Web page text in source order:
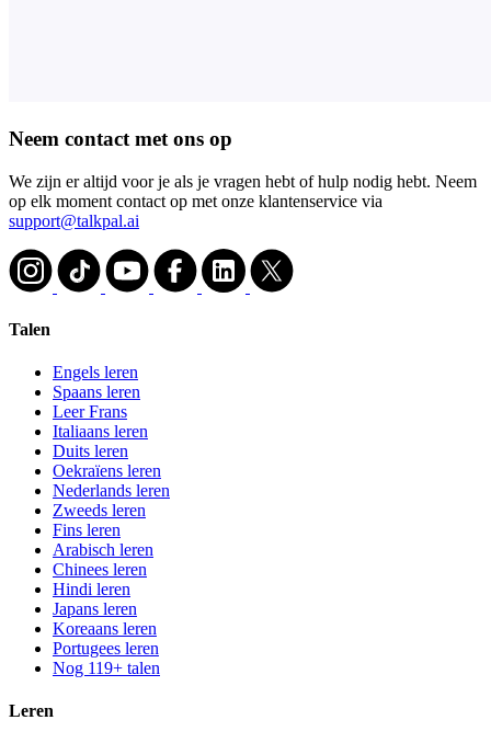
Neem contact met ons op
We zijn er altijd voor je als je vragen hebt of hulp nodig hebt. Neem
op elk moment contact op met onze klantenservice via
support@talkpal.ai
Talen
Engels leren
Spaans leren
Leer Frans
Italiaans leren
Duits leren
Oekraïens leren
Nederlands leren
Zweeds leren
Fins leren
Arabisch leren
Chinees leren
Hindi leren
Japans leren
Koreaans leren
Portugees leren
Nog 119+ talen
Leren